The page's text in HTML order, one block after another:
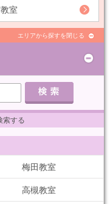
室
エリアから探すを閉じる
索する
梅田教室
高槻教室